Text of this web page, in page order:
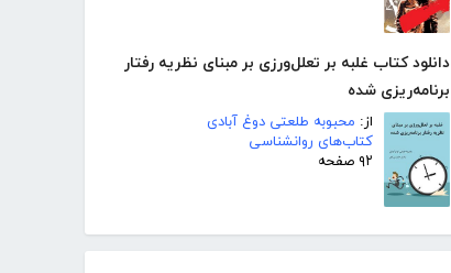
دانلود کتاب غلبه بر تعلل‌ورزی بر مبنای نظریه رفتار
برنامه‌ریزی شده
از: محبوبه طلعتی دوغ آبادی
کتاب‌های روانشناسی
۹۲ صفحه